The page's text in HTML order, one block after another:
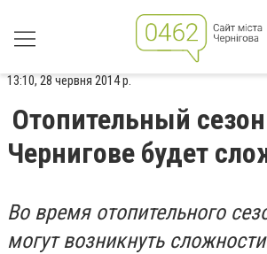
13:10, 28 червня 2014 р.
Отопительный
Чернигове будет
Во время отопительного
могут возникнуть